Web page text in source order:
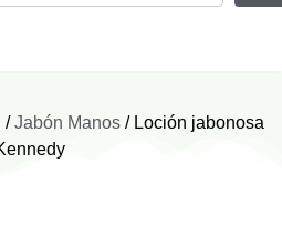
/Jabón Manos / Loción jabonosa